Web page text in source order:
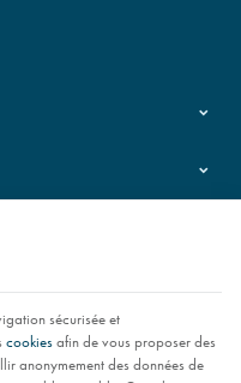
sécurisée et
cookiesafin de vous proposer des
anonymement des données de